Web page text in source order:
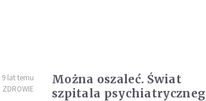
9 lat temu
ZDROWIE
Można oszaleć. Świat
szpitala